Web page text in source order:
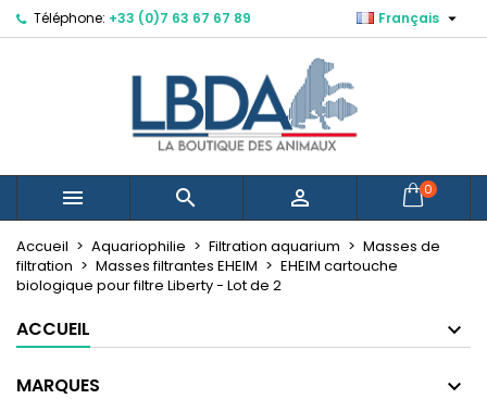
Téléphone: +33 (0)7 63 67 67 89 Français 
   0
Accueil Aquariophilie Filtration aquarium
Masses de
filtration
Masses filtrantes EHEIM
EHEIM cartouche
biologique pour filtre Liberty - Lot de 2
ACCUEIL
MARQUES
Mes listes d'envies ×
add_circle_outline Créer une nouvelle liste
Créer une liste d'envies ×
Nom de la liste d'envies
Annuler Créer une liste d'envies
Connexion ×
Vous devez être connecté pour ajouter des produits
à votre liste d'envies.
Annuler Connexion